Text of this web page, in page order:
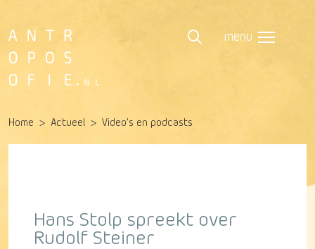
menu
Home Actueel Video’s en podcasts
Hans Stolp spreekt over
Rudolf Steiner